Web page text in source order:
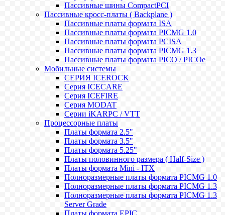
Пассивные шины CompactPCI
Пассивные кросс-платы ( Backplane )
Пассивные платы формата ISA
Пассивные платы формата PICMG 1.0
Пассивные платы формата PCISA
Пассивные платы формата PICMG 1.3
Пассивные платы формата PICO / PICOe
Мобильные системы
СЕРИЯ ICEROCK
Серия ICECARE
Серия ICEFIRE
Серия MODAT
Серии iKARPC / VTT
Процессорные платы
Платы формата 2.5"
Платы формата 3.5"
Платы формата 5.25"
Платы половинного размера ( Half-Size )
Платы формата Mini - ITX
Полноразмерные платы формата PICMG 1.0
Полноразмерные платы формата PICMG 1.3
Полноразмерные платы формата PICMG 1.3
Server Grade
Платы формата EPIC